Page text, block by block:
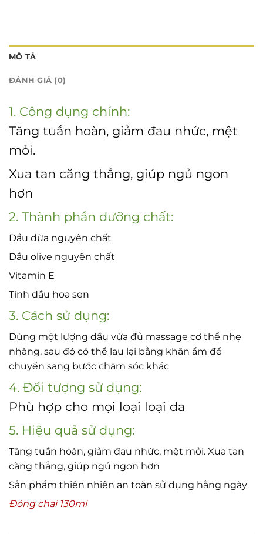
MÔ TẢ
ĐÁNH GIÁ (0)
1. Công dụng chính:
Tăng tuần hoàn, giảm đau nhức, mệt
mỏi.
Xua tan căng thẳng, giúp ngủ ngon
hơn
2. Thành phần dưỡng chất:
Dầu dừa nguyên chất
Dầu olive nguyên chất
Vitamin E
Tinh dầu hoa sen
3. Cách sử dụng:
Dùng một lượng dầu vừa đủ massage cơ thể nhẹ
nhàng, sau đó có thể lau lại bằng khăn ẩm để
chuyển sang bước chăm sóc khác
4. Đối tượng sử dụng:
Phù hợp cho mọi loại loại da
5. Hiệu quả sử dụng:
Tăng tuần hoàn, giảm đau nhức, mệt mỏi. Xua tan
căng thẳng, giúp ngủ ngon hơn
Sản phẩm thiên nhiên an toàn sử dụng hằng ngày
Đóng chai 130ml